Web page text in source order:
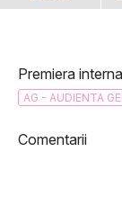
Premiera
AG - AUDIENTA
Comentarii